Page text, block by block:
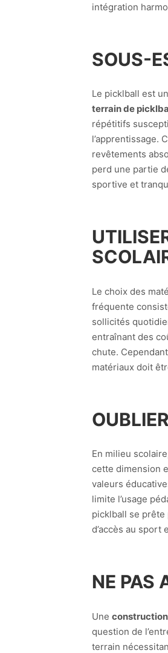
intégration
SOUS-
Le picklball est
terrain de
répétitifs
l’apprentissage.
revêtements
perd une partie
sportive et
Le choix des
fréquente
sollicités
entraînant des
chute.
matériaux doit
En milieu
cette dimension
valeurs
limite l’usage
picklball se prête
d’accès au sport
NE PAS
Une
question de
terrain